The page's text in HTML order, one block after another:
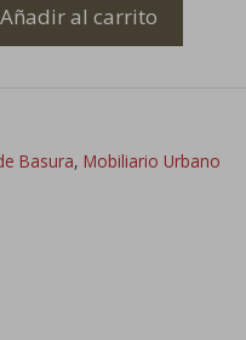
Añadir al carrito
Basura, Mobiliario Urbano